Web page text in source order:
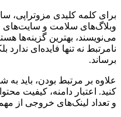
برای کلمه کلیدی مزوتراپی،
وبلاگ‌های سلامت و
می‌نویسند، بهترین گزینه‌ها
نامرتبط نه تنها فایده‌ای
برساند.
علاوه بر مرتبط بودن، باید
کنید. اعتبار دامنه، کیفیت
و تعداد لینک‌های خروجی از